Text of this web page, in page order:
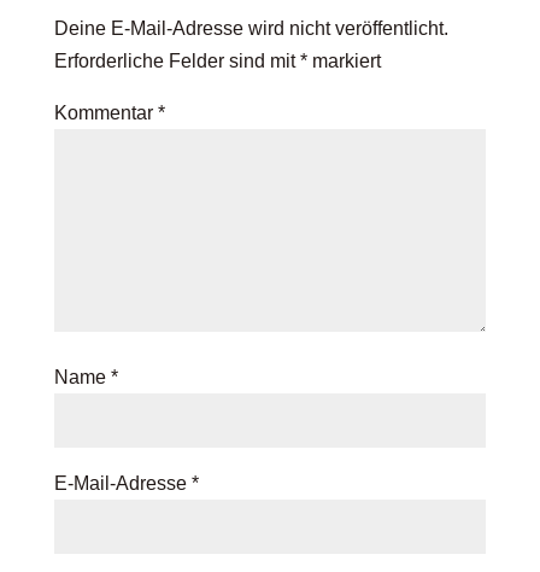
Deine E-Mail-Adresse wird nicht veröffentlicht.
Erforderliche Felder sind mit*markiert
Kommentar *
Name *
E-Mail-Adresse *